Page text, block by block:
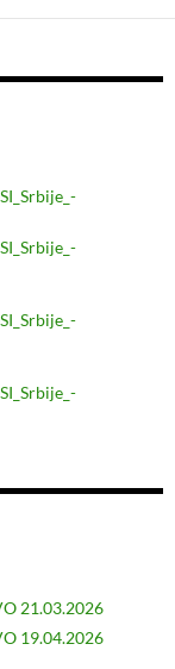
21.03.2026
19.04.2026